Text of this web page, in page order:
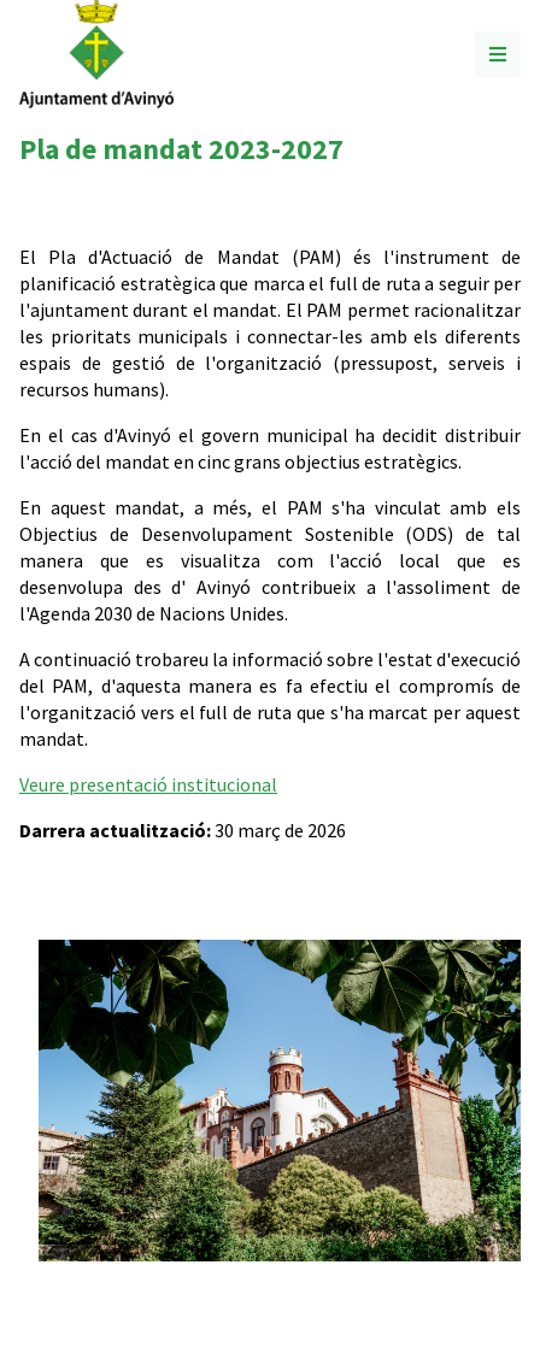
Pla de mandat 2023-2027
El Pla d'Actuació de Mandat (PAM) és l'instrument de
planificació estratègica que marca el full de ruta a seguir per
l'ajuntament durant el mandat. El PAM permet racionalitzar
les prioritats municipals i connectar-les amb els diferents
espais de gestió de l'organització (pressupost, serveis i
recursos humans).
En el cas d'Avinyó el govern municipal ha decidit distribuir
l'acció del mandat en cinc grans objectius estratègics.
En aquest mandat, a més, el PAM s'ha vinculat amb els
Objectius de Desenvolupament Sostenible (ODS) de tal
manera que es visualitza com l'acció local que es
desenvolupa des d' Avinyó contribueix a l'assoliment de
l'Agenda 2030 de Nacions Unides.
A continuació trobareu la informació sobre l'estat d'execució
del PAM, d'aquesta manera es fa efectiu el compromís de
l'organització vers el full de ruta que s'ha marcat per aquest
mandat.
Veure presentació institucional
Darrera actualització:30 març de 2026